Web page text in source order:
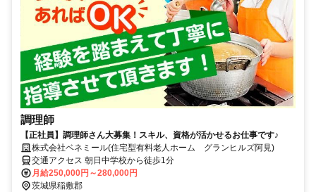
調理師
【正社員】調理師さん大募集！スキル、資格が活かせるお仕事です♪
株式会社ベネミール(住宅型有料老人ホーム グランヒルズ阿見)
交通アクセス 朝日中学校から徒歩1分
月給250,000円～280,000円
茨城県稲敷郡